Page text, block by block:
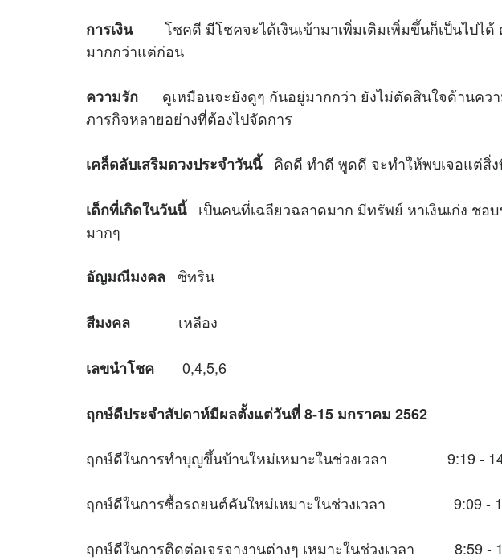
การเงินโชคดี มีโชคจะได้เงินเข้ามาเพิ่มเติมเพิ่มขึ้นก็เป็นไปได้
มากกว่าแต่ก่อน
ความรัก ดูเหมือนจะยังดูๆ กันอยู่มากกว่า ยังไม่ตัดสินใจด้านควา
ภารกิจหลายอย่างที่ต้องไปจัดการ
เคล็ดลับเสริมดวงประจำวันนี้คิดดี ทำดี พูดดี จะทำให้พบเจอแต่สิ่ง
เด็กที่เกิดในวันนี้เป็นคนที่เฉลียวฉลาดมาก มีทรัพย์ หาเงินเก่ง ชอ
มากๆ
อัญมณีมงคล ซิทริน
สีมงคล เหลือง
เลขนำโชค 0,4,5,6
ฤกษ์ดีประจำสัปดาห์มีผลตั้งแต่วันที่ 8-15 มกราคม 2562
ฤกษ์ดีในการทำบุญขึ้นบ้านใหม่เหมาะในช่วงเวลา 9:19 -
ฤกษ์ดีในการซื้อรถยนต์คันใหม่เหมาะในช่วงเวลา 9:09 -
ฤกษ์ดีในการติดต่อเจรจางานต่างๆ เหมาะในช่วงเวลา 8:59 -